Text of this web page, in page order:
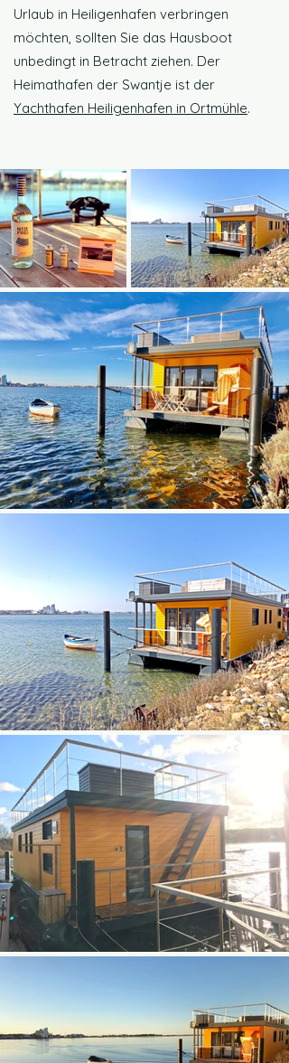
Urlaub in Heiligenhafen verbringen
möchten, sollten Sie das Hausboot
unbedingt in Betracht ziehen. Der
Heimathafen der Swantje ist der
Yachthafen Heiligenhafen in Ortmühle.